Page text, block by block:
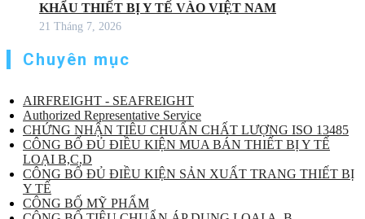
KHẨU THIẾT BỊ Y TẾ VÀO VIỆT NAM
21 Tháng 7, 2026
Chuyên mục
AIRFREIGHT - SEAFREIGHT
Authorized Representative Service
CHỨNG NHẬN TIÊU CHUẨN CHẤT LƯỢNG ISO 13485
CÔNG BỐ ĐỦ ĐIỀU KIỆN MUA BÁN THIẾT BỊ Y TẾ
LOẠI B,C,D
CÔNG BỐ ĐỦ ĐIỀU KIỆN SẢN XUẤT TRANG THIẾT BỊ
Y TẾ
CÔNG BỐ MỸ PHẨM